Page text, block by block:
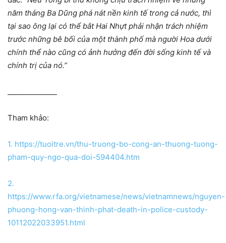
năm tháng Ba Dũng phá nát nền kinh tế trong cả nước, thì
tại sao ông lại có thể bắt Hai Nhựt phải nhận trách nhiệm
trước những bê bối của một thành phố mà người Hoa dưới
chính thể nào cũng có ảnh hưởng đến đời sống kinh tế và
chính trị của nó.”
Tham khảo:
1. https://tuoitre.vn/thu-truong-bo-cong-an-thuong-tuong-
pham-quy-ngo-qua-doi-594404.htm
2.
https://www.rfa.org/vietnamese/news/vietnamnews/nguyen-
phuong-hong-van-thinh-phat-death-in-police-custody-
10112022033951.html